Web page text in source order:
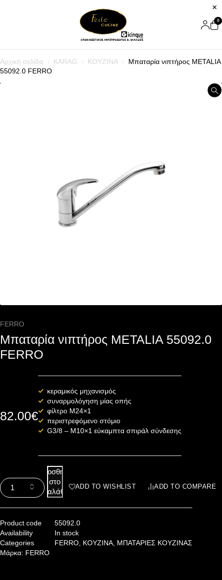
0
Αρχική σελίδα KARAG ΚΟΥΖΙΝΑ
Μπαταρία νιπτήρος METALIA
55092.0 FERRO
FERRO
Μπαταρία νιπτήρος METALIA 55092.0
FERRO
82.00€
κεραμικός μηχανισμός
συναρμολόγηση μίας οπής
φίλτρο M24×1
περιστρεφόμενο στόμιο
G3/8 – M10×1 εύκαμπτα σπιράλ σύνδεσης
Προσθήκη
στο
καλάθι
ADD TO WISHLIST ADD TO COMPARE
Product code
55092.0
Availability
In stock
Categories
FERRO, ΚΟΥΖΙΝΑ, ΜΠΑΤΑΡΙΕΣ ΚΟΥΖΙΝΑΣ
Μάρκα: FERRO